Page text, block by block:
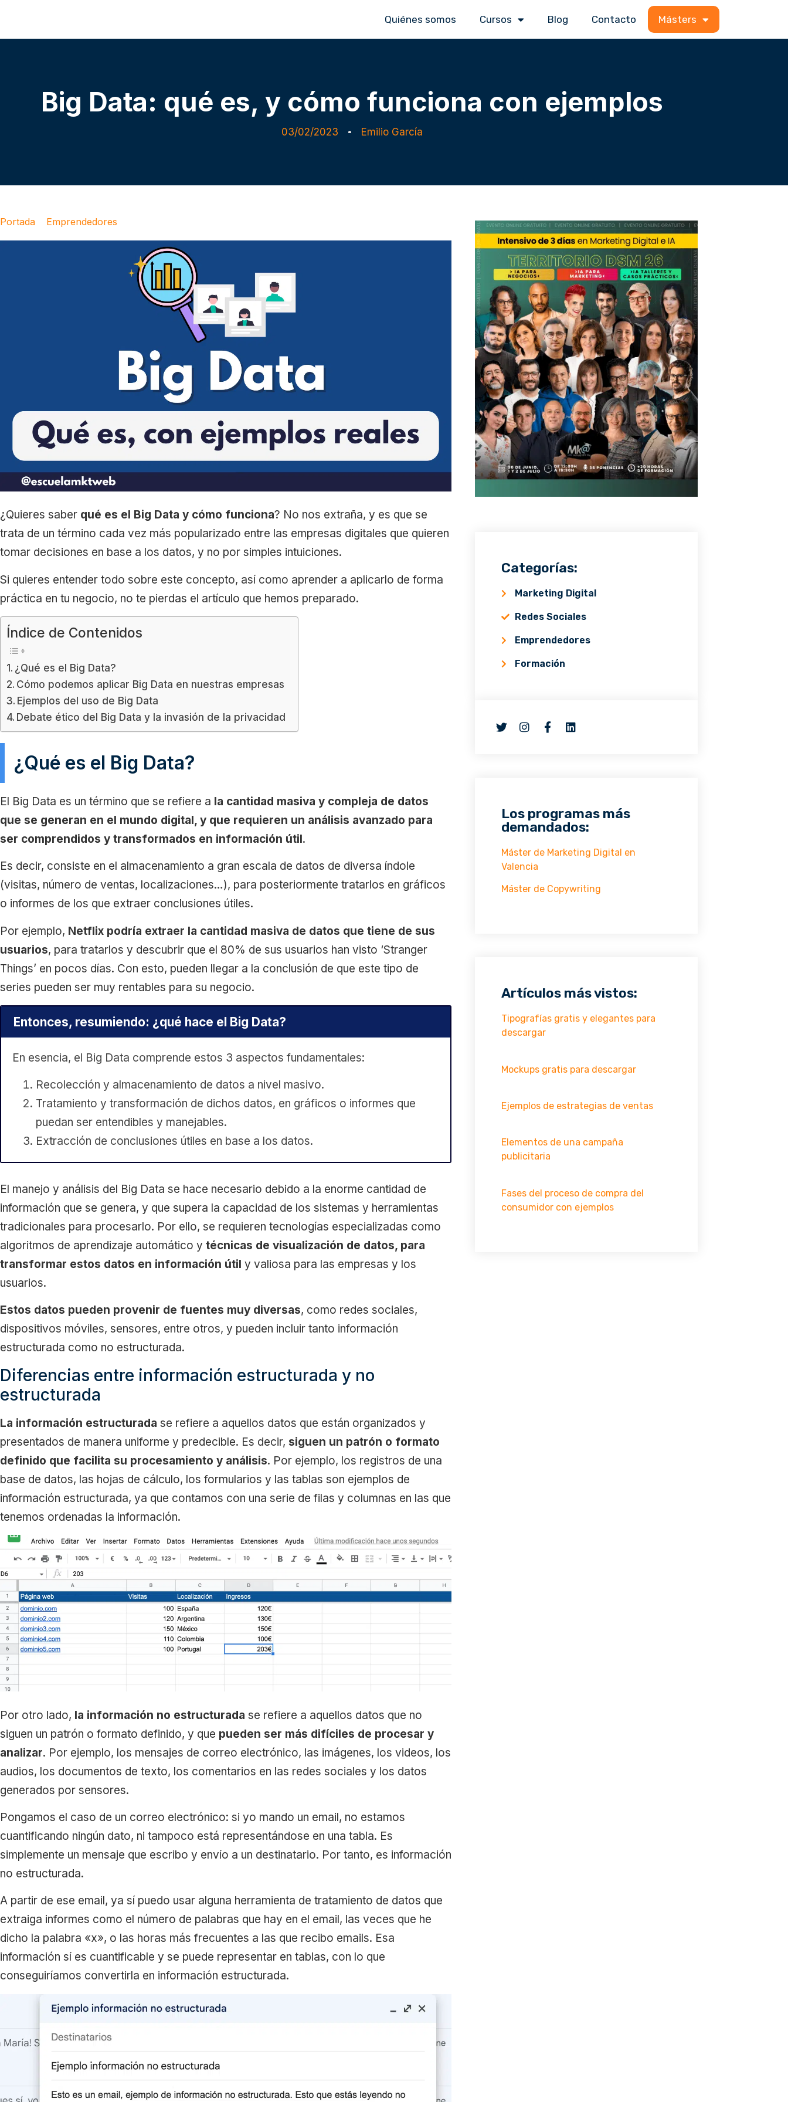
Quiénes somos Cursos Blog Contacto Másters
Big Data: qué es, y cómo funciona con ejemplos
03/02/2023 Emilio García
Portada Emprendedores
¿Quieres saber qué es el Big Data y cómo funciona? No nos extraña, y es que se
trata de un término cada vez más popularizado entre las empresas digitales que quieren
tomar decisiones en base a los datos, y no por simples intuiciones.
Si quieres entender todo sobre este concepto, así como aprender a aplicarlo de forma
práctica en tu negocio, no te pierdas el artículo que hemos preparado.
Índice de Contenidos
¿Qué es el Big Data?
Cómo podemos aplicar Big Data en nuestras empresas
Ejemplos del uso de Big Data
Debate ético del Big Data y la invasión de la privacidad
¿Qué es el Big Data?
El Big Data es un término que se refiere a la cantidad masiva y compleja de datos
que se generan en el mundo digital, y que requieren un análisis avanzado para
ser comprendidos y transformados en información útil.
Es decir, consiste en el almacenamiento a gran escala de datos de diversa índole
(visitas, número de ventas, localizaciones…), para posteriormente tratarlos en gráficos
o informes de los que extraer conclusiones útiles.
Por ejemplo, Netflix podría extraer la cantidad masiva de datos que tiene de sus
usuarios, para tratarlos y descubrir que el 80% de sus usuarios han visto ‘Stranger
Things’ en pocos días. Con esto, pueden llegar a la conclusión de que este tipo de
series pueden ser muy rentables para su negocio.
Entonces, resumiendo: ¿qué hace el Big Data?
En esencia, el Big Data comprende estos 3 aspectos fundamentales:
Recolección y almacenamiento de datos a nivel masivo.
Tratamiento y transformación de dichos datos, en gráficos o informes que
puedan ser entendibles y manejables.
Extracción de conclusiones útiles en base a los datos.
El manejo y análisis del Big Data se hace necesario debido a la enorme cantidad de
información que se genera, y que supera la capacidad de los sistemas y herramientas
tradicionales para procesarlo. Por ello, se requieren tecnologías especializadas como
algoritmos de aprendizaje automático y técnicas de visualización de datos, para
transformar estos datos en información útil y valiosa para las empresas y los
usuarios.
Estos datos pueden provenir de fuentes muy diversas, como redes sociales,
dispositivos móviles, sensores, entre otros, y pueden incluir tanto información
estructurada como no estructurada.
Diferencias entre información estructurada y no
estructurada
La información estructurada se refiere a aquellos datos que están organizados y
presentados de manera uniforme y predecible. Es decir, siguen un patrón o formato
definido que facilita su procesamiento y análisis. Por ejemplo, los registros de una
base de datos, las hojas de cálculo, los formularios y las tablas son ejemplos de
información estructurada, ya que contamos con una serie de filas y columnas en las que
tenemos ordenadas la información.
Por otro lado, la información no estructurada se refiere a aquellos datos que no
siguen un patrón o formato definido, y que pueden ser más difíciles de procesar y
analizar. Por ejemplo, los mensajes de correo electrónico, las imágenes, los videos, los
audios, los documentos de texto, los comentarios en las redes sociales y los datos
generados por sensores.
Pongamos el caso de un correo electrónico: si yo mando un email, no estamos
cuantificando ningún dato, ni tampoco está representándose en una tabla. Es
simplemente un mensaje que escribo y envío a un destinatario. Por tanto, es información
no estructurada.
A partir de ese email, ya sí puedo usar alguna herramienta de tratamiento de datos que
extraiga informes como el número de palabras que hay en el email, las veces que he
dicho la palabra «x», o las horas más frecuentes a las que recibo emails. Esa
información sí es cuantificable y se puede representar en tablas, con lo que
conseguiríamos convertirla en información estructurada.
Categorías:
Marketing Digital
Redes Sociales
Emprendedores
Formación
Los programas más
demandados:
Máster de Marketing Digital en
Valencia
Máster de Copywriting
Artículos más vistos:
Tipografías gratis y elegantes para
descargar
Mockups gratis para descargar
Ejemplos de estrategias de ventas
Elementos de una campaña
publicitaria
Fases del proceso de compra del
consumidor con ejemplos